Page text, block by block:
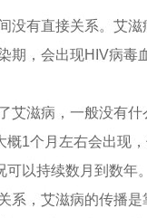
没有直接关系。艾
期，会出现HIV病毒
艾滋病，一般没有
1个月左右会出现
以持续数月到数年。
系，艾滋病的传播